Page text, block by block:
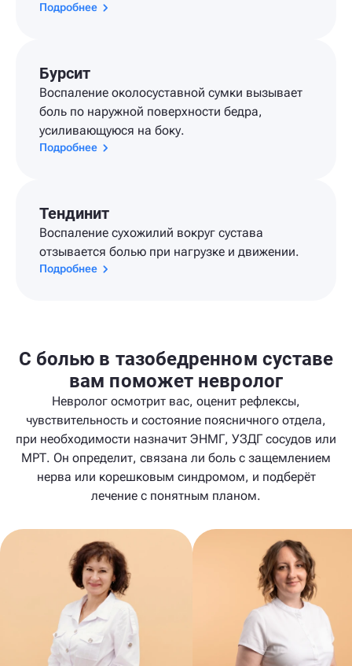
Подробнее
Бурсит
Воспаление околосуставной сумки вызывает
боль по наружной поверхности бедра,
усиливающуюся на боку.
Подробнее
Тендинит
Воспаление сухожилий вокруг сустава
отзывается болью при нагрузке и движении.
Подробнее
С болью в тазобедренном суставе
вам поможет невролог
Невролог осмотрит вас, оценит рефлексы,
чувствительность и состояние поясничного отдела,
при необходимости назначит ЭНМГ, УЗДГ сосудов или
МРТ. Он определит, связана ли боль с защемлением
нерва или корешковым синдромом, и подберёт
лечение с понятным планом.